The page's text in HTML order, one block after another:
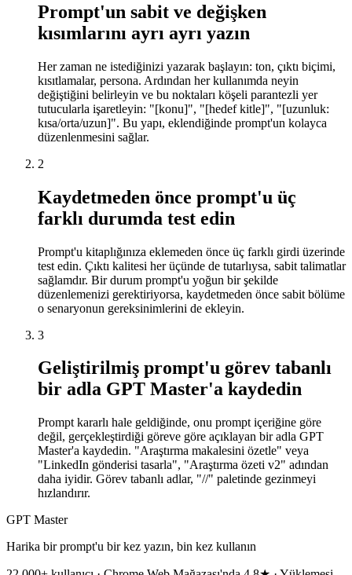
Prompt'un sabit ve değişken
kısımlarını ayrı ayrı yazın
Her zaman ne istediğinizi yazarak başlayın: ton, çıktı biçimi,
kısıtlamalar, persona. Ardından her kullanımda neyin
değiştiğini belirleyin ve bu noktaları köşeli parantezli yer
tutucularla işaretleyin: "[konu]", "[hedef kitle]", "[uzunluk:
kısa/orta/uzun]". Bu yapı, eklendiğinde prompt'un kolayca
düzenlenmesini sağlar.
2
Kaydetmeden önce prompt'u üç
farklı durumda test edin
Prompt'u kitaplığınıza eklemeden önce üç farklı girdi üzerinde
test edin. Çıktı kalitesi her üçünde de tutarlıysa, sabit talimatlar
sağlamdır. Bir durum prompt'u yoğun bir şekilde
düzenlemenizi gerektiriyorsa, kaydetmeden önce sabit bölüme
o senaryonun gereksinimlerini de ekleyin.
3
Geliştirilmiş prompt'u görev tabanlı
bir adla GPT Master'a kaydedin
Prompt kararlı hale geldiğinde, onu prompt içeriğine göre
değil, gerçekleştirdiği göreve göre açıklayan bir adla GPT
Master'a kaydedin. "Araştırma makalesini özetle" veya
"LinkedIn gönderisi tasarla", "Araştırma özeti v2" adından
daha iyidir. Görev tabanlı adlar, "//" paletinde gezinmeyi
hızlandırır.
GPT Master
Harika bir prompt'u bir kez yazın, bin kez kullanın